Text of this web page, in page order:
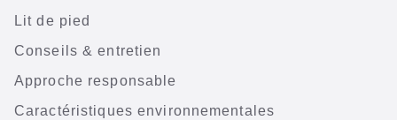
Lit de pied
Conseils & entretien
Approche responsable
Caractéristiques environnementales